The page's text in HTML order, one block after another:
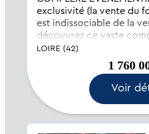
exclusivité (la vente du
est indissociable de la
découvrez ce vaste
offrant une grande
d’exploitation, idéal
LOIRE (42)
1 760
Voir